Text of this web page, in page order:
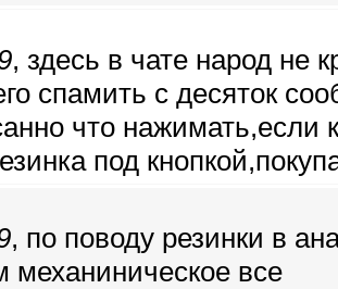
, здесь в чате народ не
спамить с десяток
что нажимать,если
под
, по поводу резинки в
механиническое все